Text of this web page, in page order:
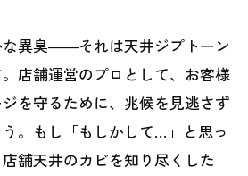
な異臭――それは天井ジプトーン
店舗運営のプロとして、お客様
を守るために、兆候を見逃さず
。もし「もしかして…」と思っ
舗天井のカビを知り尽くした